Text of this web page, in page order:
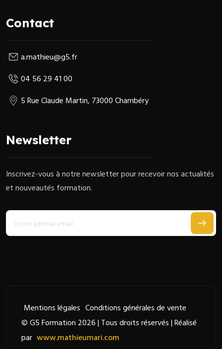
Contact
a.mathieu@g5.fr
04 56 29 41 00
5 Rue Claude Martin, 73000 Chambéry
Newsletter
Inscrivez-vous à notre newsletter pour recevoir nos actualités
et nouveautés formation.
Mentions légales Conditions générales de vente
© G5 Formation 2026 | Tous droits réservés | Réalisé
par www.mathieumari.com